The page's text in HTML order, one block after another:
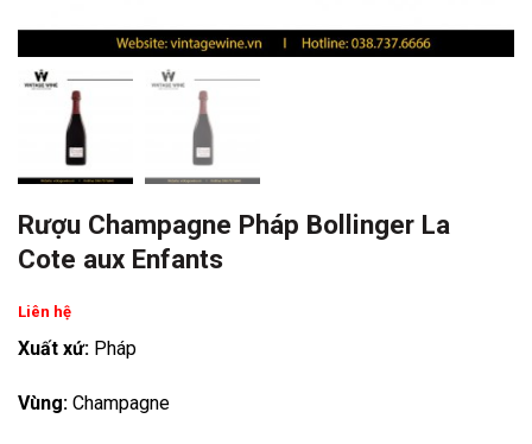
Rượu Champagne Pháp Bollinger La
Cote aux Enfants
Liên hệ
Xuất xứ: Pháp
Vùng: Champagne